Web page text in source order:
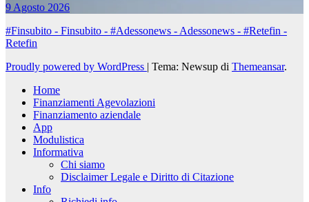
9 Agosto 2026
#Finsubito - Finsubito - #Adessonews - Adessonews - #Retefin -
Retefin
Proudly powered by WordPress | Tema: Newsup di Themeansar.
Home
Finanziamenti Agevolazioni
Finanziamento aziendale
App
Modulistica
Informativa
Chi siamo
Disclaimer Legale e Diritto di Citazione
Info